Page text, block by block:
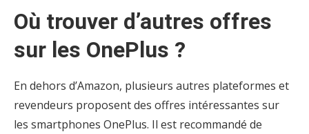
Où trouver d’autres offres
sur les OnePlus ?
En dehors d’Amazon, plusieurs autres plateformes et
revendeurs proposent des offres intéressantes sur
les smartphones OnePlus. Il est recommandé de